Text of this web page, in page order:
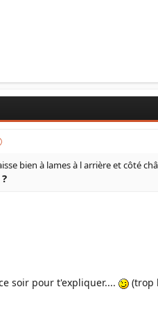
bien à lames à l arrière et côté
soir pour t'expliquer.... (trop